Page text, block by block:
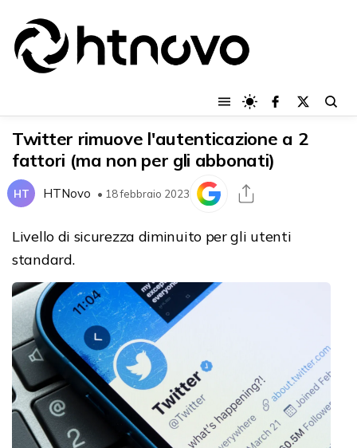
Twitter rimuove l'autenticazione a 2
fattori (ma non per gli abbonati)
HT HTNovo • 18 febbraio 2023
Livello di sicurezza diminuito per gli utenti
standard.